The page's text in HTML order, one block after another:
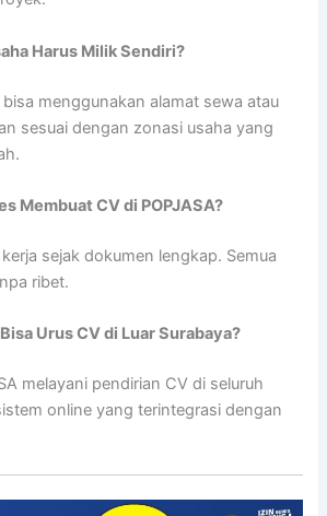
Harus Milik Sendiri?
menggunakan alamat sewa atau
sesuai dengan zonasi usaha yang
Membuat CV di POPJASA?
sejak dokumen lengkap. Semua
ribet.
Urus CV di Luar Surabaya?
melayani pendirian CV di seluruh
online yang terintegrasi dengan